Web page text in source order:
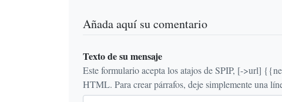
Añada aquí su comentario
Texto de su mensaje
Este formulario acepta los atajos de SPIP, [->url]
HTML. Para crear párrafos, deje simplemente una